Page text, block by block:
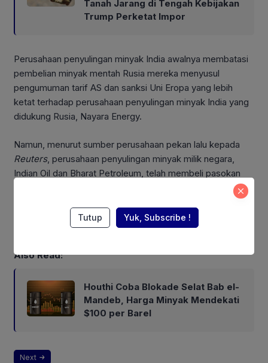
Tanah Jarang di Tengah Kebijakan
Trump Perketat Impor
Perusahaan penyulingan minyak India awalnya membatasi
pembelian minyak mentah Rusia mereka menyusul
pengumuman tarif AS dan sanksi Uni Eropa yang lebih
ketat terhadap perusahaan penyulingan minyak India yang
didukung Rusia, Nayara Energy.
Namun, menurut sumber perusahaan pekan lalu kepada
Reuters, perusahaan penyulingan minyak milik negara,
Indian Oil dan Bharat Petroleum, telah membeli pasokan
menyatakan akan terus membeli minyak mentah Rusia
tergantung pada kondisi ekonomi.
Also Read:
Houthi Coba Blokade Selat Bab el-
Mandeb, Harga Minyak Mendekati
$100 per Barel
Next
Tutup Yuk, Subscribe !